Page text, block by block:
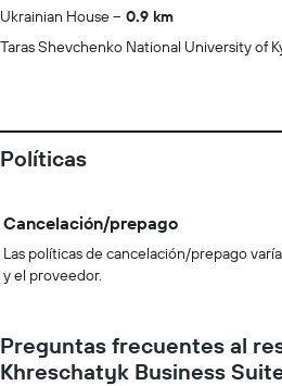
Ukrainian House
0.9 km
Taras Shevchenko National University of
Políticas
Cancelación/prepago
Las políticas de cancelación/prepago
y el proveedor.
Preguntas frecuentes al
Khreschatyk Business